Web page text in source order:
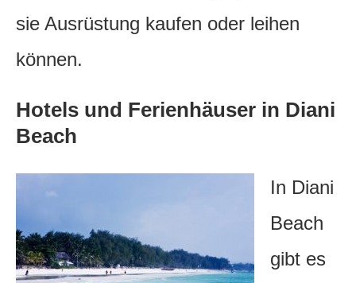
sie Ausrüstung kaufen oder leihen
können.
Hotels und Ferienhäuser in Diani
Beach
In Diani
Beach
gibt es